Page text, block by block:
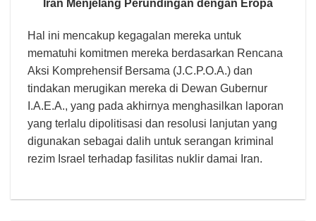
Iran Menjelang Perundingan dengan Eropa
Hal ini mencakup kegagalan mereka untuk
mematuhi komitmen mereka berdasarkan Rencana
Aksi Komprehensif Bersama (J.C.P.O.A.) dan
tindakan merugikan mereka di Dewan Gubernur
I.A.E.A., yang pada akhirnya menghasilkan laporan
yang terlalu dipolitisasi dan resolusi lanjutan yang
digunakan sebagai dalih untuk serangan kriminal
rezim Israel terhadap fasilitas nuklir damai Iran.